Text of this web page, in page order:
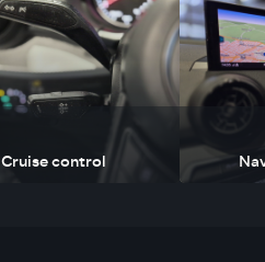
Cruise control